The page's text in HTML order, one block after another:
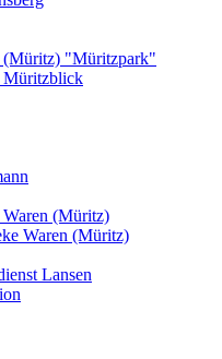
(Müritz) "Müritzpark"
Müritzblick
(Müritz)
Waren (Müritz)
Lansen